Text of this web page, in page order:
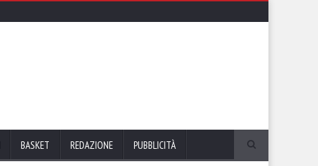
BASKET REDAZIONE PUBBLICITÀ